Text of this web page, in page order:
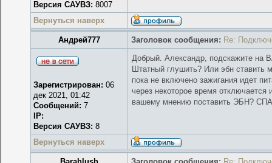
Версия САУВЗ: 8007
Вернуться наверх
Андрей777 Заголовок сообщения: Re:
Зарегистрирован: 06
дек 2021, 01:42
Сообщений: 7
IP:
Версия САУВЗ: 8
Добрый. Александр, подскажите на
Штатный глушить? Или эбн
пока не включено зажигания идет
через некоторое время
вашему мнению поставить ЭБН?
Вернуться наверх